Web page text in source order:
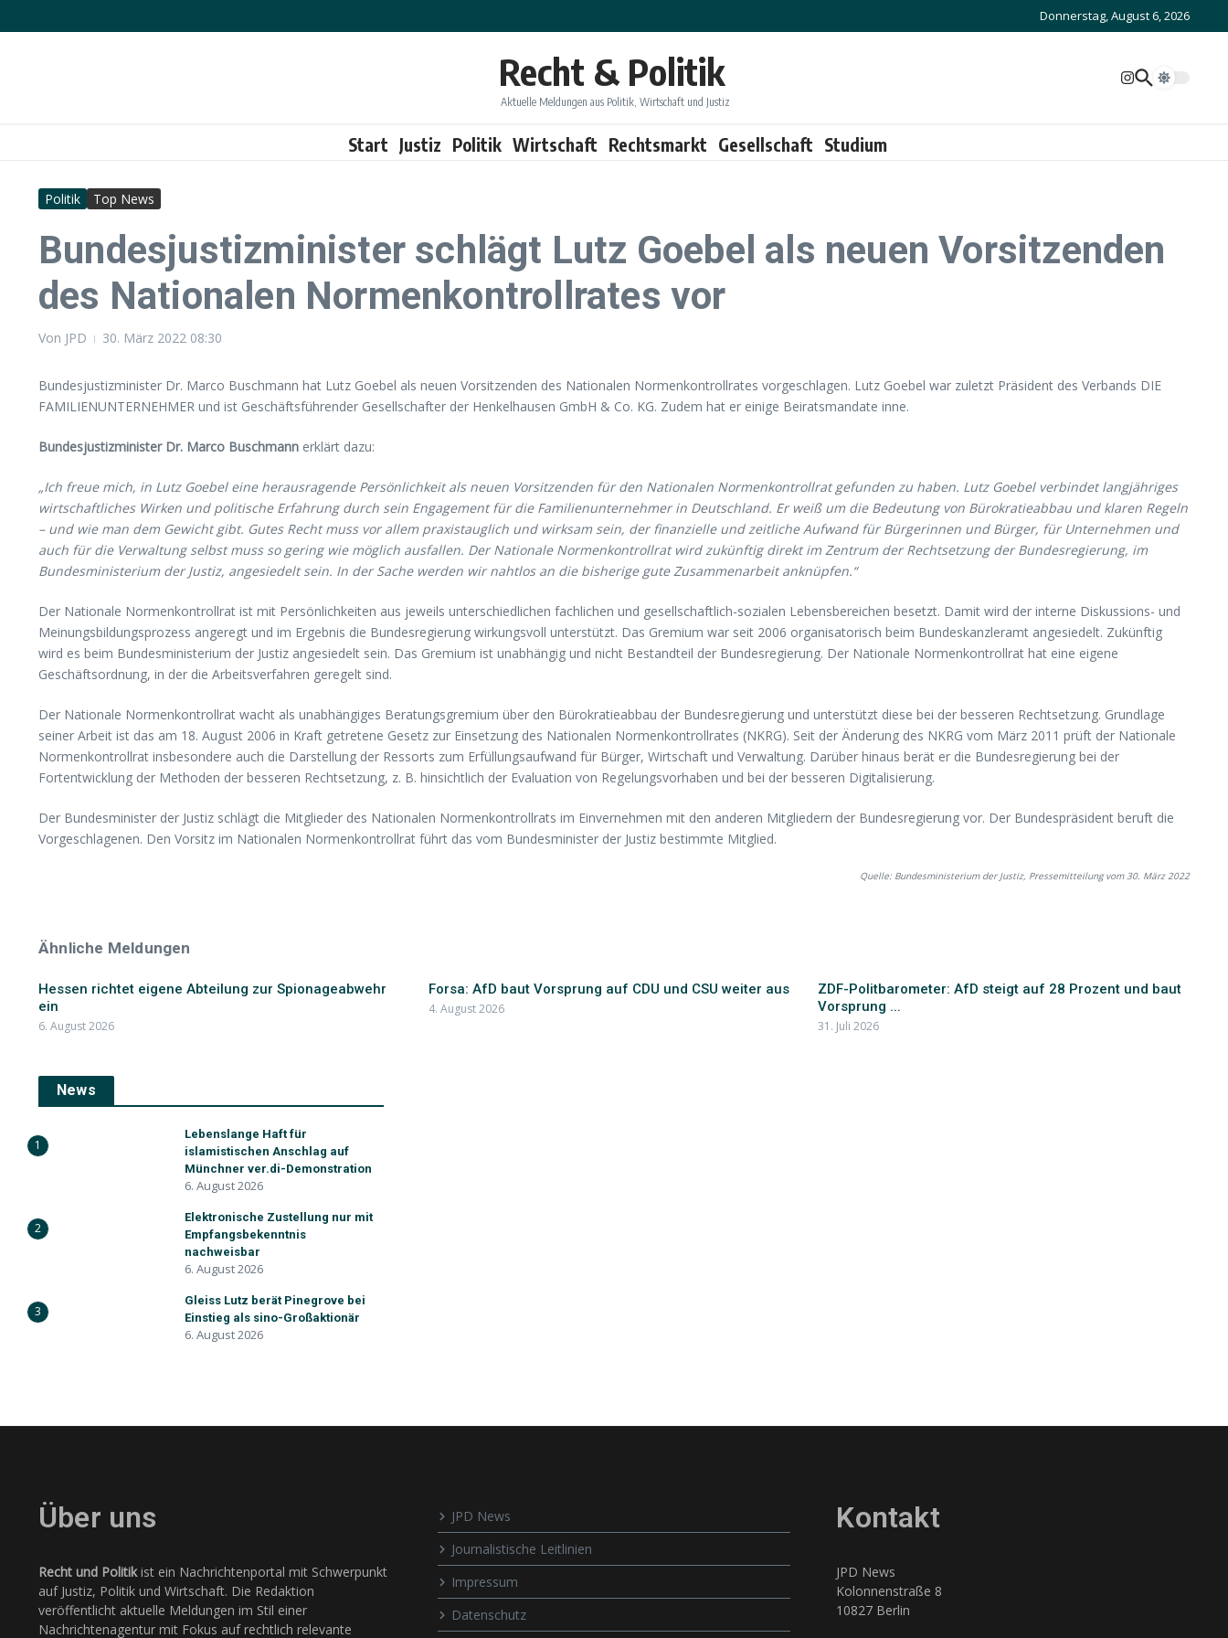
Donnerstag, August 6, 2026
Recht & Politik
Aktuelle Meldungen aus Politik, Wirtschaft und Justiz
Start Justiz Politik Wirtschaft Rechtsmarkt Gesellschaft Studium
Politik Top News
Bundesjustizminister schlägt Lutz Goebel als neuen Vorsitzenden
des Nationalen Normenkontrollrates vor
Von JPD 30. März 2022 08:30
Bundesjustizminister Dr. Marco Buschmann hat Lutz Goebel als neuen Vorsitzenden des Nationalen Normenkontrollrates vorgeschlagen. Lutz Goebel war zuletzt Präsident des Verbands DIE
FAMILIENUNTERNEHMER und ist Geschäftsführender Gesellschafter der Henkelhausen GmbH & Co. KG. Zudem hat er einige Beiratsmandate inne.
Bundesjustizminister Dr. Marco Buschmann erklärt dazu:
„Ich freue mich, in Lutz Goebel eine herausragende Persönlichkeit als neuen Vorsitzenden für den Nationalen Normenkontrollrat gefunden zu haben. Lutz Goebel verbindet langjähriges
wirtschaftliches Wirken und politische Erfahrung durch sein Engagement für die Familienunternehmer in Deutschland. Er weiß um die Bedeutung von Bürokratieabbau und klaren Regeln
– und wie man dem Gewicht gibt. Gutes Recht muss vor allem praxistauglich und wirksam sein, der finanzielle und zeitliche Aufwand für Bürgerinnen und Bürger, für Unternehmen und
auch für die Verwaltung selbst muss so gering wie möglich ausfallen. Der Nationale Normenkontrollrat wird zukünftig direkt im Zentrum der Rechtsetzung der Bundesregierung, im
Bundesministerium der Justiz, angesiedelt sein. In der Sache werden wir nahtlos an die bisherige gute Zusammenarbeit anknüpfen.“
Der Nationale Normenkontrollrat ist mit Persönlichkeiten aus jeweils unterschiedlichen fachlichen und gesellschaftlich-sozialen Lebensbereichen besetzt. Damit wird der interne Diskussions- und
Meinungsbildungsprozess angeregt und im Ergebnis die Bundesregierung wirkungsvoll unterstützt. Das Gremium war seit 2006 organisatorisch beim Bundeskanzleramt angesiedelt. Zukünftig
wird es beim Bundesministerium der Justiz angesiedelt sein. Das Gremium ist unabhängig und nicht Bestandteil der Bundesregierung. Der Nationale Normenkontrollrat hat eine eigene
Geschäftsordnung, in der die Arbeitsverfahren geregelt sind.
Der Nationale Normenkontrollrat wacht als unabhängiges Beratungsgremium über den Bürokratieabbau der Bundesregierung und unterstützt diese bei der besseren Rechtsetzung. Grundlage
seiner Arbeit ist das am 18. August 2006 in Kraft getretene Gesetz zur Einsetzung des Nationalen Normenkontrollrates (NKRG). Seit der Änderung des NKRG vom März 2011 prüft der Nationale
Normenkontrollrat insbesondere auch die Darstellung der Ressorts zum Erfüllungsaufwand für Bürger, Wirtschaft und Verwaltung. Darüber hinaus berät er die Bundesregierung bei der
Fortentwicklung der Methoden der besseren Rechtsetzung, z. B. hinsichtlich der Evaluation von Regelungsvorhaben und bei der besseren Digitalisierung.
Der Bundesminister der Justiz schlägt die Mitglieder des Nationalen Normenkontrollrats im Einvernehmen mit den anderen Mitgliedern der Bundesregierung vor. Der Bundespräsident beruft die
Vorgeschlagenen. Den Vorsitz im Nationalen Normenkontrollrat führt das vom Bundesminister der Justiz bestimmte Mitglied.
Quelle: Bundesministerium der Justiz, Pressemitteilung vom 30. März 2022
Ähnliche Meldungen
Hessen richtet eigene Abteilung zur Spionageabwehr
ein
6. August 2026
Forsa: AfD baut Vorsprung auf CDU und CSU weiter aus
4. August 2026
ZDF-Politbarometer: AfD steigt auf 28 Prozent und baut
Vorsprung ...
31. Juli 2026
News
1
Lebenslange Haft für
islamistischen Anschlag auf
Münchner ver.di-Demonstration
6. August 2026
2
Elektronische Zustellung nur mit
Empfangsbekenntnis
nachweisbar
6. August 2026
3
Gleiss Lutz berät Pinegrove bei
Einstieg als sino-Großaktionär
6. August 2026
Über uns
Recht und Politikist ein Nachrichtenportal mit Schwerpunkt
auf Justiz, Politik und Wirtschaft. Die Redaktion
veröffentlicht aktuelle Meldungen im Stil einer
Nachrichtenagentur mit Fokus auf rechtlich relevante
JPD News
Journalistische Leitlinien
Impressum
Datenschutz
Kontakt
JPD News
Kolonnenstraße 8
10827 Berlin